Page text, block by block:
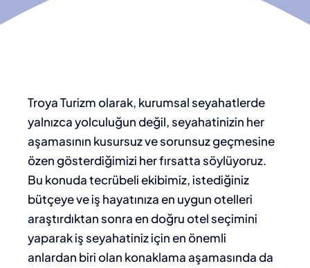
Troya Turizm olarak, kurumsal seyahatlerde
yalnızca yolculuğun değil, seyahatinizin her
aşamasının kusursuz ve sorunsuz geçmesine
özen gösterdiğimizi her fırsatta söylüyoruz.
Bu konuda tecrübeli ekibimiz, istediğiniz
bütçeye ve iş hayatınıza en uygun otelleri
araştırdıktan sonra en doğru otel seçimini
yaparak iş seyahatiniz için en önemli
anlardan biri olan konaklama aşamasında da